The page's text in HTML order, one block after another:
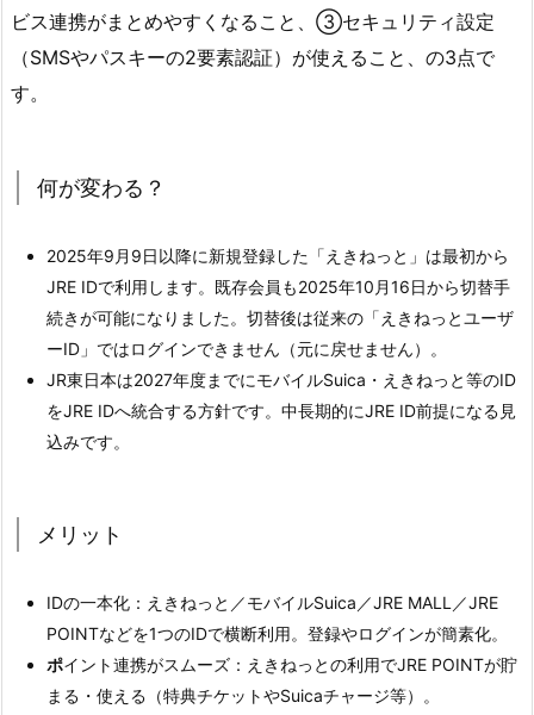
ビス連携がまとめやすくなること、③セキュリティ設定
（SMSやパスキーの2要素認証）が使えること、の3点で
す。
何が変わる？
2025年9月9日以降に新規登録した「えきねっと」は最初から
JRE IDで利用します。既存会員も2025年10月16日から切替手
続きが可能になりました。切替後は従来の「えきねっとユーザ
ーID」ではログインできません（元に戻せません）。
JR東日本は2027年度までにモバイルSuica・えきねっと等のID
をJRE IDへ統合する方針です。中長期的にJRE ID前提になる見
込みです。
メリット
IDの一本化：えきねっと／モバイルSuica／JRE MALL／JRE
POINTなどを1つのIDで横断利用。登録やログインが簡素化。
ポイント連携がスムーズ：えきねっとの利用でJRE POINTが貯
まる・使える（特典チケットやSuicaチャージ等）。